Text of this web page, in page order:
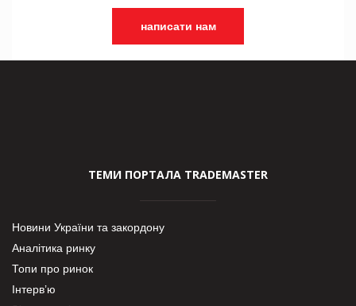
написати нам
ТЕМИ ПОРТАЛА TRADEMASTER
Новини України та закордону
Аналітика ринку
Топи про ринок
Інтерв’ю